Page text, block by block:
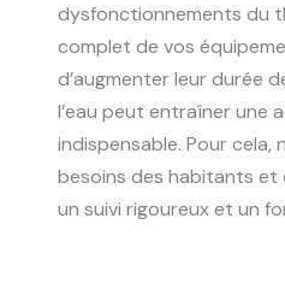
dysfonctionnements du
complet de vos
d’augmenter leur durée
l’eau peut entraîner une
indispensable. Pour
besoins des habitants et
un suivi rigoureux et un